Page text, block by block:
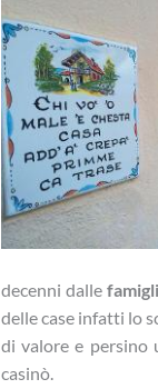
decenni dalle
delle case infatti lo
di valore e persino
casinò.